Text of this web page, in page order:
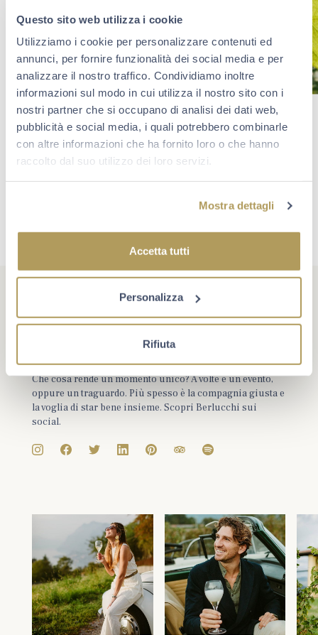
Questo sito web utilizza i cookie
Utilizziamo i cookie per personalizzare contenuti ed
annunci, per fornire funzionalità dei social media e per
analizzare il nostro traffico. Condividiamo inoltre
informazioni sul modo in cui utilizza il nostro sito con i
nostri partner che si occupano di analisi dei dati web,
pubblicità e social media, i quali potrebbero combinarle
con altre informazioni che ha fornito loro o che hanno
raccolto dal suo utilizzo dei loro servizi.
Mostra dettagli
Accetta tutti
Personalizza
Rifiuta
#berlucchimoments
Che cosa rende un momento unico? A volte è un evento,
oppure un traguardo. Più spesso è la compagnia giusta e
la voglia di star bene insieme. Scopri Berlucchi sui
social.